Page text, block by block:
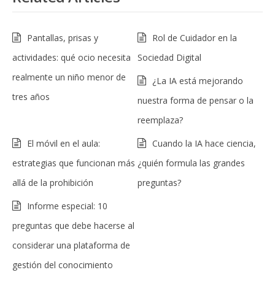
Pantallas, prisas y
actividades: qué ocio necesita
realmente un niño menor de
tres años
Rol de Cuidador en la
Sociedad Digital
¿La IA está mejorando
nuestra forma de pensar o la
reemplaza?
El móvil en el aula:
estrategias que funcionan más
allá de la prohibición
Cuando la IA hace ciencia,
¿quién formula las grandes
preguntas?
Informe especial: 10
preguntas que debe hacerse al
considerar una plataforma de
gestión del conocimiento